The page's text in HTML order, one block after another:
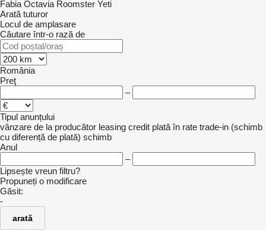
Fabia Octavia Roomster Yeti
Arată tuturor
Locul de amplasare
Căutare într-o rază de
România
Preţ
–
Tipul anunțului
vânzare de la producător leasing credit plată în rate trade-in (schimb
cu diferență de plată) schimb
Anul
–
Lipsește vreun filtru?
Propuneți o modificare
Găsit:
-
arată